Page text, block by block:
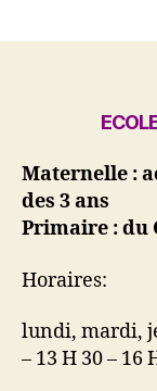
Maternelle :
des 3 ans
Primaire : du
Horaires:
lundi, mardi,
– 13 H 30 – 16